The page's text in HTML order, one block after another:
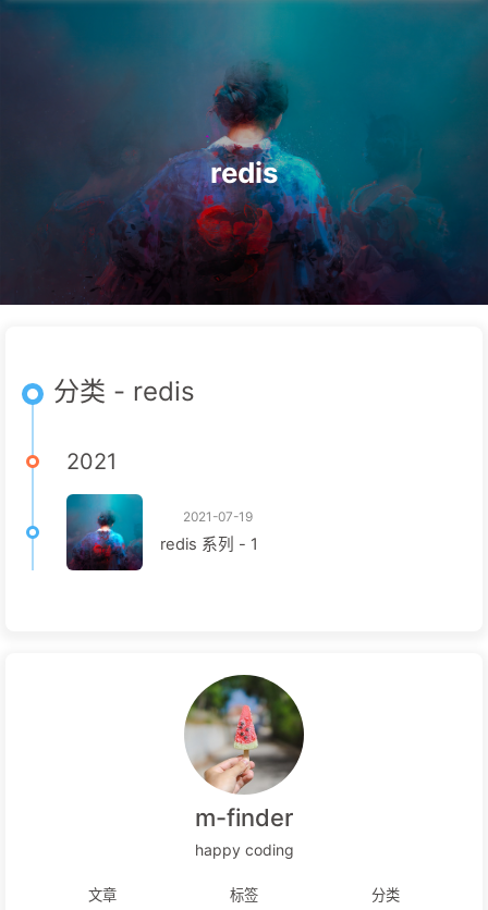
redis
分类 - redis
2021
2021-07-19
redis 系列 - 1
m-finder
happy coding
文章 标签 分类